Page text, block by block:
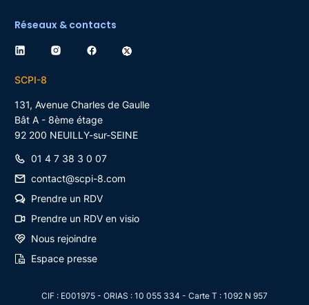
Réseaux & contacts
SCPI-8
131, Avenue Charles de Gaulle
Bât A - 8ème étage
92 200 NEUILLY-sur-SEINE
01 4 7 38 3 0 07
contact@scpi-8.com
Prendre un RDV
Prendre un RDV en visio
Nous rejoindre
Espace presse
CIF : E001975 - ORIAS : 10 055 334 - Carte T : 1092 N 957